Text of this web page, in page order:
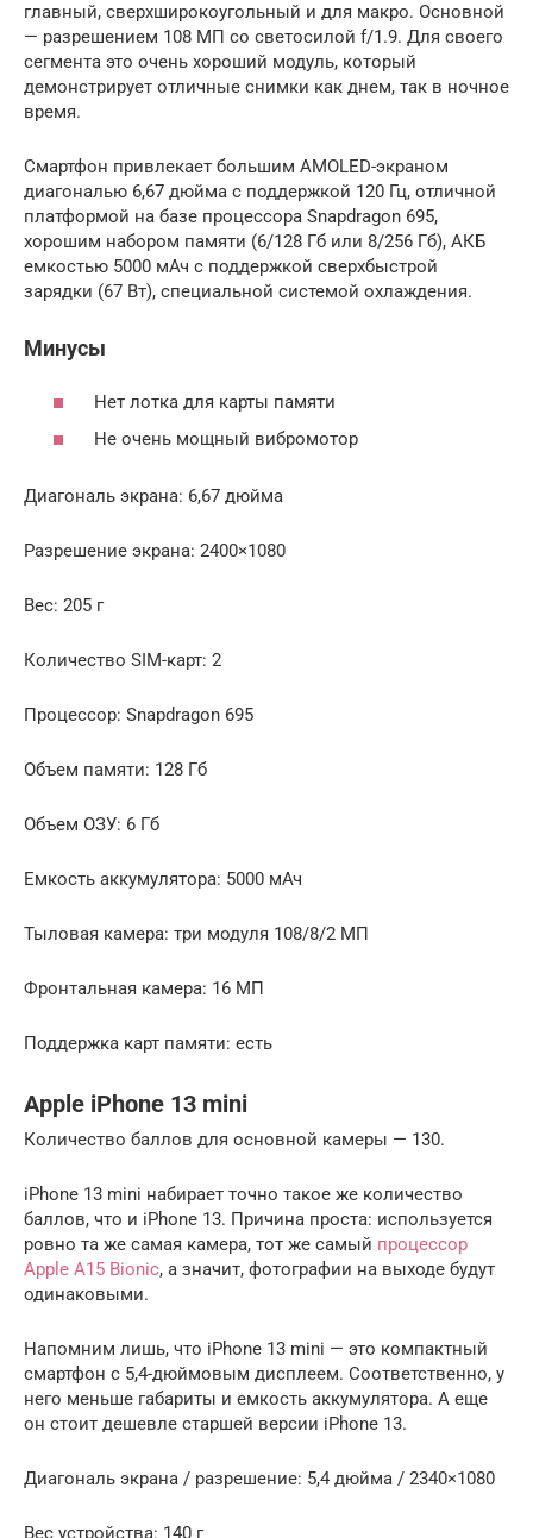
главный, сверхширокоугольный и для макро. Основной
— разрешением 108 МП со светосилой f/1.9. Для своего
сегмента это очень хороший модуль, который
демонстрирует отличные снимки как днем, так в ночное
время.
Смартфон привлекает большим AMOLED-экраном
диагональю 6,67 дюйма с поддержкой 120 Гц, отличной
платформой на базе процессора Snapdragon 695,
хорошим набором памяти (6/128 Гб или 8/256 Гб), АКБ
емкостью 5000 мАч с поддержкой сверхбыстрой
зарядки (67 Вт), специальной системой охлаждения.
Минусы
Нет лотка для карты памяти
Не очень мощный вибромотор
Диагональ экрана: 6,67 дюйма
Разрешение экрана: 2400×1080
Вес: 205 г
Количество SIM-карт: 2
Процессор: Snapdragon 695
Объем памяти: 128 Гб
Объем ОЗУ: 6 Гб
Емкость аккумулятора: 5000 мАч
Тыловая камера: три модуля 108/8/2 МП
Фронтальная камера: 16 МП
Поддержка карт памяти: есть
Apple iPhone 13 mini
Количество баллов для основной камеры — 130.
iPhone 13 mini набирает точно такое же количество
баллов, что и iPhone 13. Причина проста: используется
ровно та же самая камера, тот же самый процессор
Apple A15 Bionic, а значит, фотографии на выходе будут
одинаковыми.
Напомним лишь, что iPhone 13 mini — это компактный
смартфон с 5,4-дюймовым дисплеем. Соответственно, у
него меньше габариты и емкость аккумулятора. А еще
он стоит дешевле старшей версии iPhone 13.
Диагональ экрана / разрешение: 5,4 дюйма / 2340×1080
Вес устройства: 140 г